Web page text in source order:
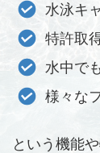
水泳キ
特許取
水中で
様々な
という機能